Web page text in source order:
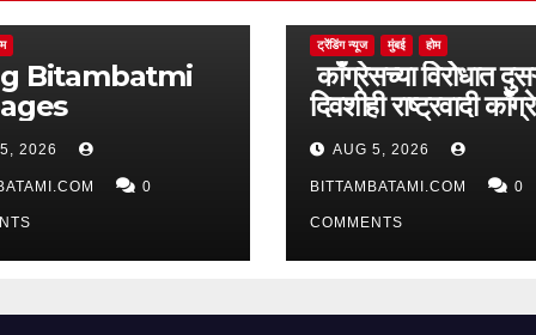
2026
0
ट्रेंडिंग न्यूज मुंबई होम
काँग्रेसच्या विरोधात
दिवशीही राष्ट्रवादी
आक्रमक
AUG 5, 2026
BITTAMBATAMI.COM 0
COMMENTS